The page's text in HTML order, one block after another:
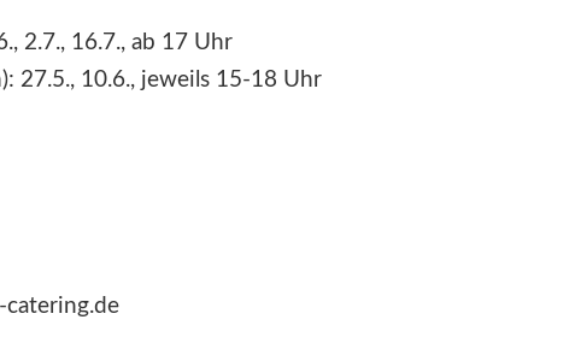
2.7., 16.7., ab 17 Uhr
27.5., 10.6., jeweils 15-18 Uhr
catering.de